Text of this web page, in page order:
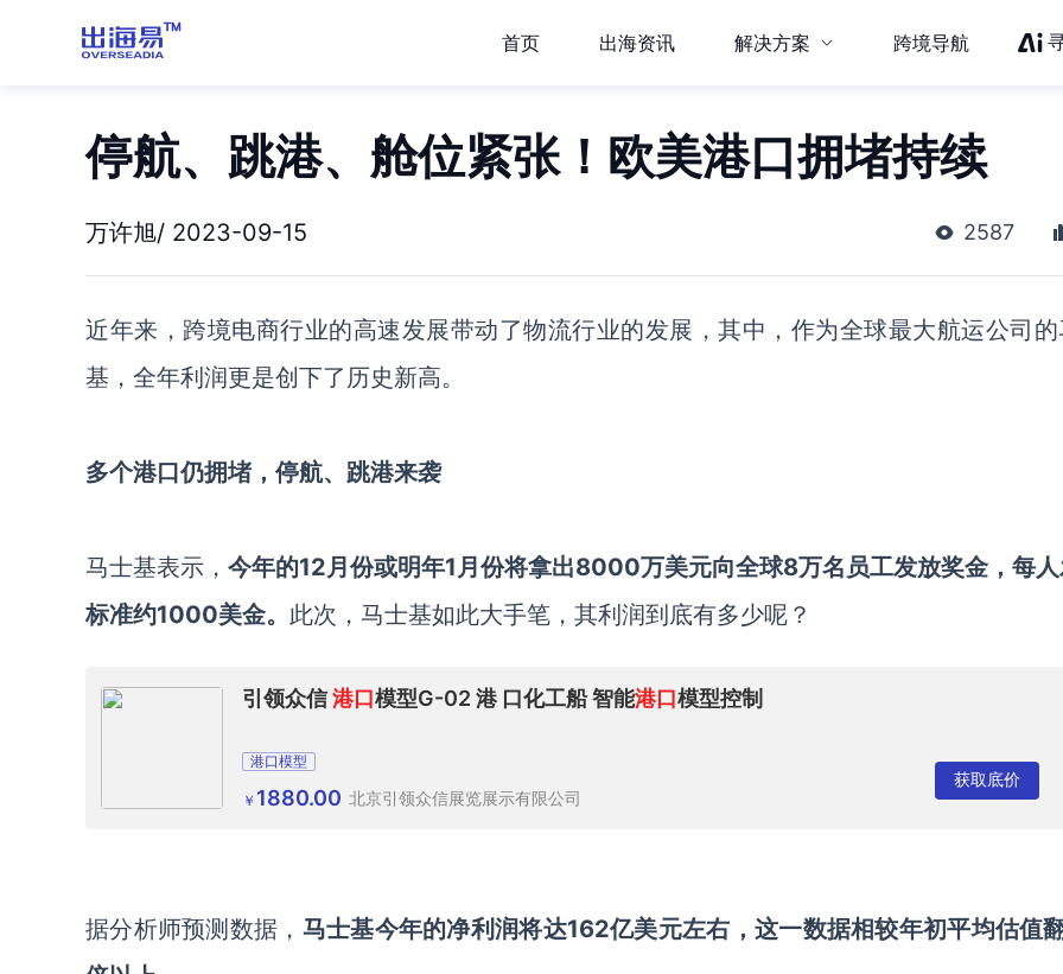
首页 出海资讯 解决方案 跨境导航
停航、跳港、舱位紧张！欧美港口拥堵持续
万许旭/ 2023-09-15 2587
近年来，跨境电商行业的高速发展带动了物流行业的发展，其中，作为全球最大航运公司
基，全年利润更是创下了历史新高。
多个港口仍拥堵，停航、跳港来袭
马士基表示， 今年的12月份或明年1月份将拿出8000万美元向全球8万名员工发放奖金，每
标准约1000美金。 此次，马士基如此大手笔，其利润到底有多少呢？
引领众信港口模型G-02 港 口化工船 智能港口模型控制
港口模型
￥ 1880.00 北京引领众信展览展示有限公司
获取底价
据分析师预测数据， 马士基今年的净利润将达162亿美元左右，这一数据相较年初平均估值